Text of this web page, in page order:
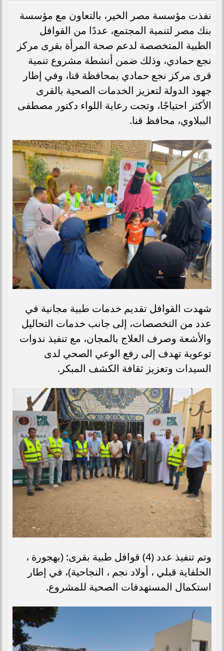
نفذت مؤسسة مصر الخير، بالتعاون مع مؤسسة
بنك مصر لتنمية المجتمع، عددًا من القوافل
الطبية المتخصصة لدعم صحة المرأة بقرى مركز
نجع حمادي، وذلك ضمن أنشطة مشروع تنمية
قرى مركز نجع حمادي بمحافظة قنا، وفي إطار
جهود الدولة لتعزيز الخدمات الصحية بالقرى
الأكثر احتياجًا، وتحت رعاية اللواء دكتور مصطفى
الببلاوي، محافظ قنا.
شهدت القوافل تقديم خدمات طبية مجانية في
عدد من التخصصات، إلى جانب خدمات التحاليل
والأشعة وصرف العلاج بالمجان، مع تنفيذ ندوات
توعوية تهدف إلى رفع الوعي الصحي لدى
السيدات وتعزيز ثقافة الكشف المبكر.
وتم تنفيذ عدد (4) قوافل طبية بقرى: (بهجورة ،
الحلفاية قبلي ، أولاد نجم ، النجاحية)، في إطار
استكمال المستهدفات الصحية للمشروع.